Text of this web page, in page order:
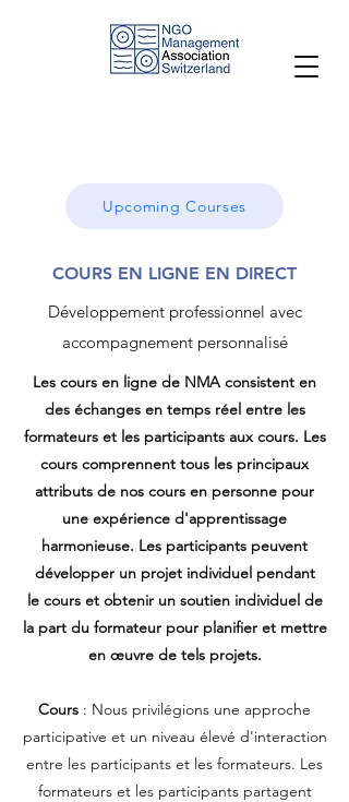
Upcoming Courses
COURS EN LIGNE EN DIRECT
Développement professionnel avec
accompagnement personnalisé
Les cours en ligne de NMA consistent en
des échanges en temps réel entre les
formateurs et les participants aux cours. Les
cours comprennent tous les principaux
attributs de nos cours en personne pour
une expérience d'apprentissage
harmonieuse. Les participants peuvent
développer un projet individuel pendant
le cours et obtenir un soutien individuel de
la part du formateur pour planifier et mettre
en œuvre de tels projets.
Cours : Nous privilégions une approche
participative et un niveau élevé d'interaction
entre les participants et les formateurs. Les
formateurs et les participants partagent